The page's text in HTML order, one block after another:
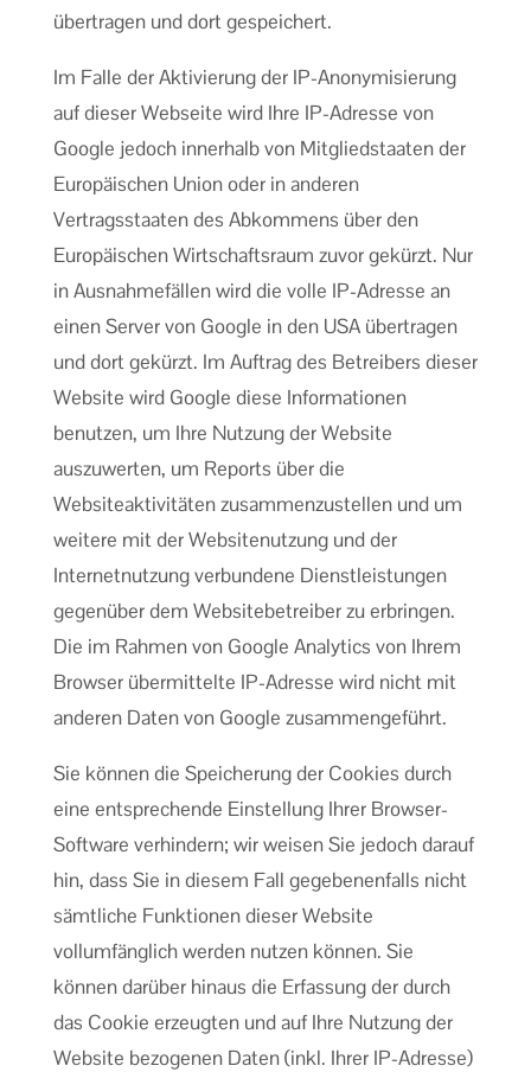
übertragen und dort gespeichert.
Im Falle der Aktivierung der IP-Anonymisierung
auf dieser Webseite wird Ihre IP-Adresse von
Google jedoch innerhalb von Mitgliedstaaten der
Europäischen Union oder in anderen
Vertragsstaaten des Abkommens über den
Europäischen Wirtschaftsraum zuvor gekürzt. Nur
in Ausnahmefällen wird die volle IP-Adresse an
einen Server von Google in den USA übertragen
und dort gekürzt. Im Auftrag des Betreibers dieser
Website wird Google diese Informationen
benutzen, um Ihre Nutzung der Website
auszuwerten, um Reports über die
Websiteaktivitäten zusammenzustellen und um
weitere mit der Websitenutzung und der
Internetnutzung verbundene Dienstleistungen
gegenüber dem Websitebetreiber zu erbringen.
Die im Rahmen von Google Analytics von Ihrem
Browser übermittelte IP-Adresse wird nicht mit
anderen Daten von Google zusammengeführt.
Sie können die Speicherung der Cookies durch
eine entsprechende Einstellung Ihrer Browser-
Software verhindern; wir weisen Sie jedoch darauf
hin, dass Sie in diesem Fall gegebenenfalls nicht
sämtliche Funktionen dieser Website
vollumfänglich werden nutzen können. Sie
können darüber hinaus die Erfassung der durch
das Cookie erzeugten und auf Ihre Nutzung der
Website bezogenen Daten (inkl. Ihrer IP-Adresse)